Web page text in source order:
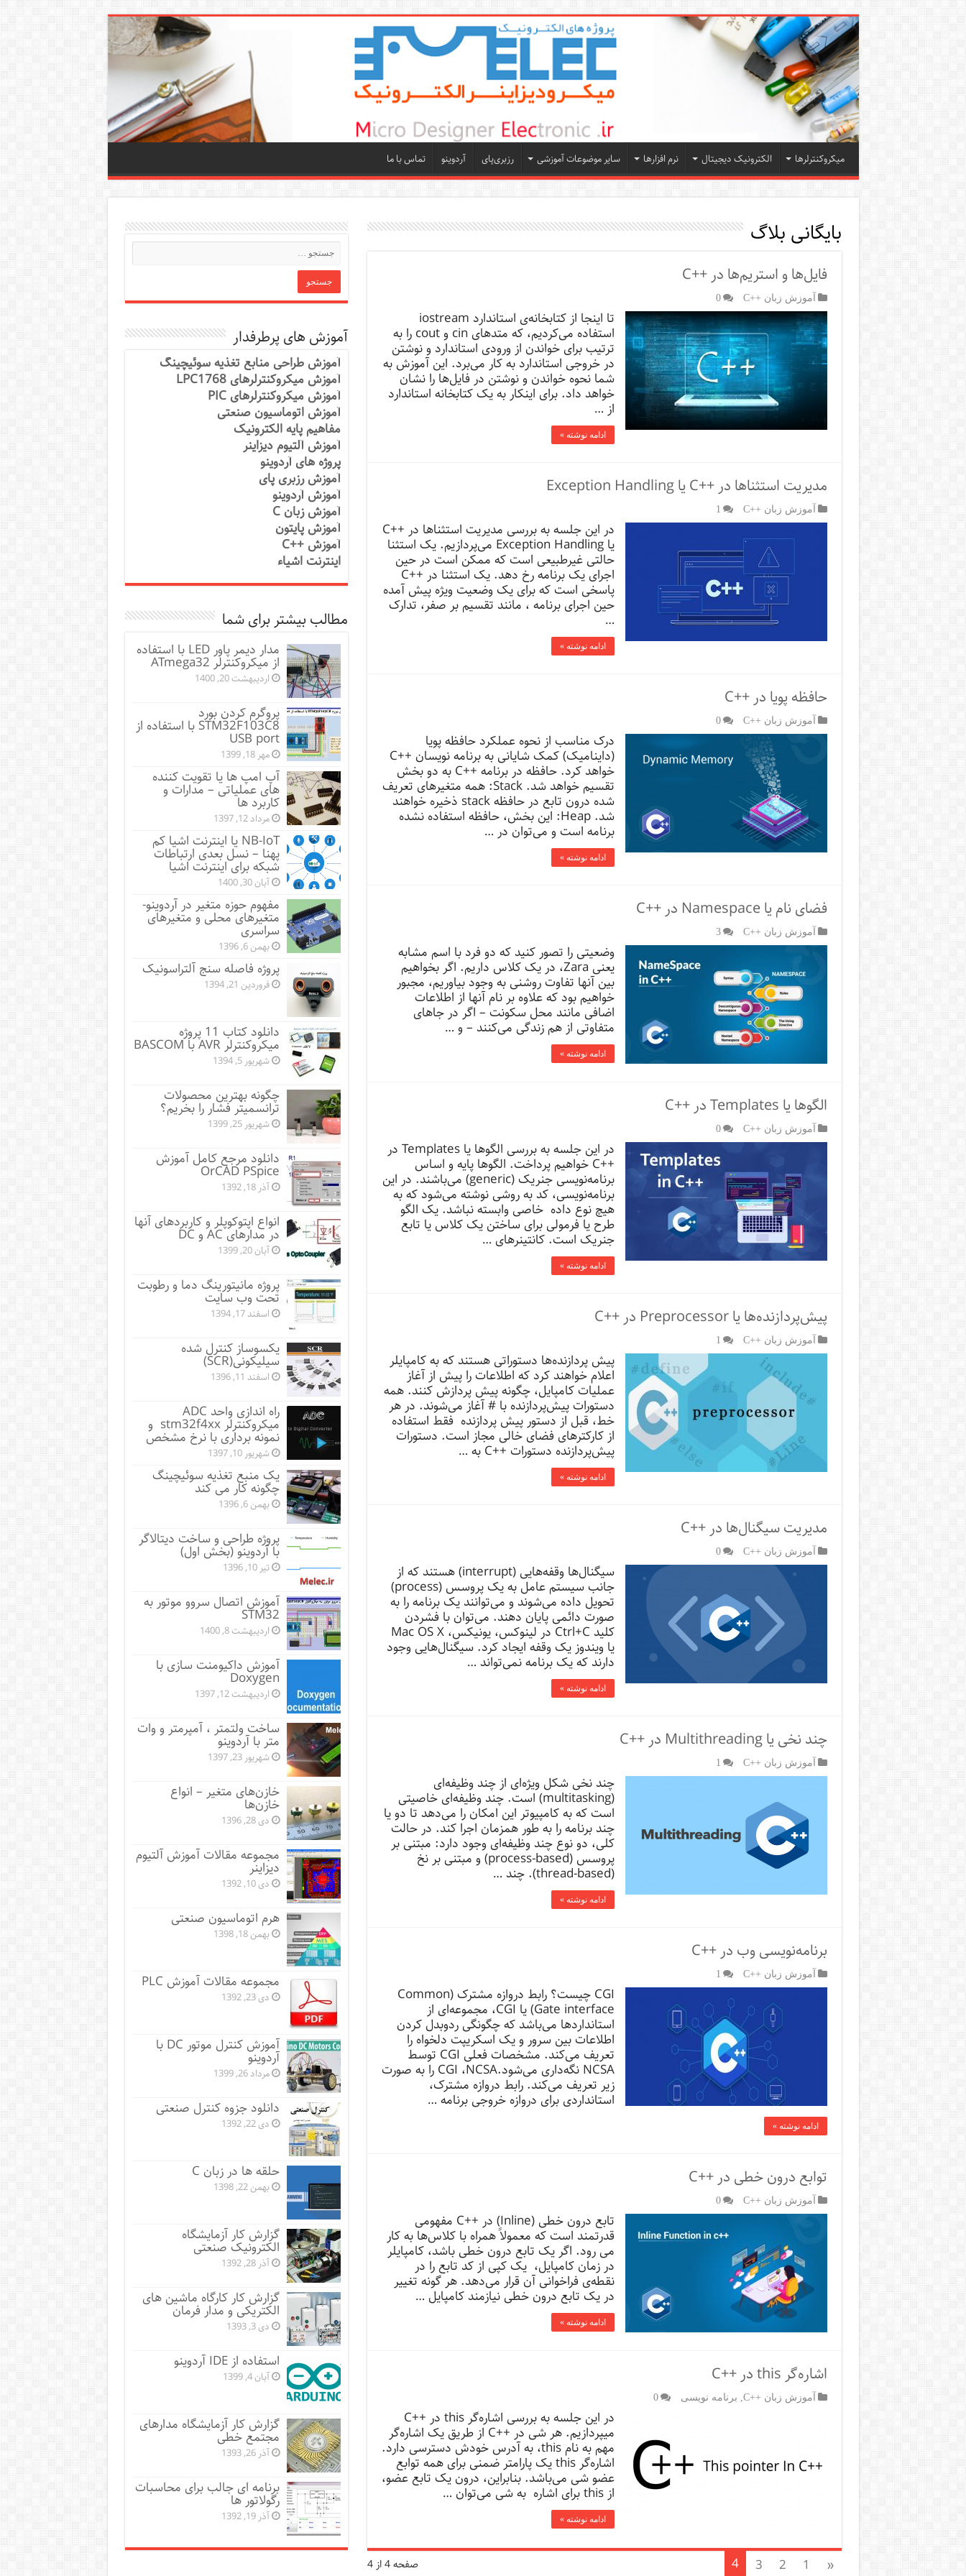
میکروکنترلرها الکترونیک دیجیتال نرم افزارها سایر موضوعات آموزشی رزبری‌پای آردوینو تماس با ما
بایگانی بلاگ
فایل‌ها و استریم‌ها در ++C
آموزش زبان ++C 0
تا اینجا از کتابخانه‌ی استاندارد iostream
استفاده می‌کردیم، که متدهای cin و cout را به
ترتیب برای خواندن از ورودی استاندارد و نوشتن
در خروجی استاندارد به کار می‌برد. این آموزش به
شما نحوه خواندن و نوشتن در فایل‌ها را نشان
خواهد داد. برای اینکار به یک کتابخانه استاندارد
از …
ادامه نوشته »
مدیریت استثناها در ++C یا Exception Handling
آموزش زبان ++C 1
در این جلسه به بررسی مدیریت استثناها در ++C
یا Exception Handling می‌پردازیم. یک استثنا
حالتی غیرطبیعی است که ممکن است در حین
اجرای یک برنامه رخ دهد. یک استثنا در ++C
پاسخی است که برای یک وضعیت ویژه پیش آمده
حین اجرای برنامه ، مانند تقسیم بر صفر، تدارک
…
ادامه نوشته »
حافظه پویا در ++C
آموزش زبان ++C 0
درک مناسب از نحوه عملکرد حافظه پویا
(داینامیک) کمک شایانی به برنامه نویسان ++C
خواهد کرد. حافظه در برنامه ++C به دو بخش
تقسیم خواهد شد. Stack: همه متغیرهای تعریف
شده درون تابع در حافظه stack ذخیره خواهند
شد. Heap: این بخش، حافظه استفاده نشده
برنامه است و می‌توان در …
ادامه نوشته »
فضای نام یا Namespace در ++C
آموزش زبان ++C 3
وضعیتی را تصور کنید که دو فرد با اسم مشابه
یعنی Zara، در یک کلاس داریم. اگر بخواهیم
بین آنها تفاوت روشنی به وجود بیاوریم، مجبور
خواهیم بود که علاوه بر نام آنها از اطلاعات
اضافی مانند محل سکونت – اگر در جاهای
متفاوتی از هم زندگی می‌کنند – و …
ادامه نوشته »
الگوها یا Templates در ++C
آموزش زبان ++C 0
در این جلسه به بررسی الگوها یا Templates در
++C خواهیم پرداخت. الگوها پایه و اساس
برنامه‌نویسی جنریک (generic) می‌باشند. در این
برنامه‌نویسی، کد به روشی نوشته می‌شود که به
هیچ نوع داده خاصی وابسته نباشد. یک الگو
طرح یا فرمولی برای ساختن یک کلاس یا تابع
جنریک است. کانتینرهای …
ادامه نوشته »
پیش‌پردازنده‌ها یا Preprocessor در ++C
آموزش زبان ++C 1
پیش پردازنده‌ها دستوراتی هستند که به کامپایلر
اعلام خواهند کرد که اطلاعات را پیش از آغاز
عملیات کامپایل، چگونه پیش پردازش کنند. همه
دستورات پیش‌پردازنده با # آغاز می‌شوند. در هر
خط، قبل از دستور پیش پردازنده فقط استفاده
از کارکترهای فضای خالی مجاز است. دستورات
پیش‌پردازنده دستورات ++C به …
ادامه نوشته »
مدیریت سیگنال‌ها در ++C
آموزش زبان ++C 0
سیگنال‌ها وقفه‌هایی (interrupt) هستند که از
جانب سیستم عامل به یک پروسس (process)
تحویل داده می‌شوند و می‌توانند یک برنامه را به
صورت دائمی‌ پایان دهند. می‌توان با فشردن
کلید Ctrl+C در لینوکس، یونیکس، Mac OS X
یا ویندوز یک وقفه ایجاد کرد. سیگنال‌هایی وجود
دارند که یک برنامه نمی‌تواند …
ادامه نوشته »
چند نخی یا Multithreading در ++C
آموزش زبان ++C 1
چند نخی شکل ویژه‌ای از چند وظیفه‌ای
(multitasking) است. چند وظیفه‌ای خاصیتی
است که به کامپیوتر این امکان را می‌دهد تا دو یا
چند برنامه را به طور همزمان اجرا کند. در حالت
کلی، دو نوع چند وظیفه‌ای وجود دارد: مبتنی بر
پروسس‌ (process-based) و مبتنی بر نخ
(thread-based). چند …
ادامه نوشته »
برنامه‌نویسی وب در ++C
آموزش زبان ++C 1
CGI چیست؟ رابط دروازه مشترک (Common
Gate interface) یا CGI، مجموعه‌ای از
استانداردها می‌باشد که چگونگی ردوبدل کردن
اطلاعات بین سرور و یک اسکریپت دلخواه را
تعریف می‌کند. مشخصات فعلی CGI توسط
NCSA نگه‌داری می‌شود.CGI ،NCSA را به صورت
زیر تعریف می‌کند. رابط دروازه مشترک،
استانداردی برای دروازه خروجی برنامه …
ادامه نوشته »
توابع درون خطی در ++C
آموزش زبان ++C 0
تابع درون خطی (Inline) در ++C مفهومی
قدرتمند است که معمولاً همراه با کلاس‌ها به کار
می رود. اگر یک تابع درون خطی باشد، کامپایلر
در زمان کامپایل، یک کپی از کد تابع را در
نقطه‌ی فراخوانی آن قرار می‌دهد. هر گونه تغییر
در یک تابع درون خطی نیازمند کامپایل …
ادامه نوشته »
اشاره‌گر this در ++C
آموزش زبان ++C برنامه نویسی 0
در این جلسه به بررسی اشاره‌گر this در ++C
میپردازیم. هر شی در ++C از طریق یک اشاره‌گر
مهم به نام this، به آدرس خودش دسترسی دارد.
اشاره‌گر this یک پارامتر ضمنی برای همه توابع
عضو شی می‌باشد. بنابراین، درون یک تابع عضو،
از this برای اشاره به شی می‌توان …
ادامه نوشته »
صفحه 4 از 4 «
1
2
3
4
آموزش های پرطرفدار
آموزش طراحی منابع تغذیه سوئیچینگ
آموزش میکروکنترلرهای LPC1768
آموزش میکروکنترلرهای PIC
آموزش اتوماسیون صنعتی
مفاهیم پایه الکترونیک
آموزش آلتیوم دیزاینر
پروژه های آردوینو
آموزش رزبری پای
آموزش آردوینو
آموزش زبان C
آموزش پایتون
آموزش ++C
اینترنت اشیاء
مطالب بیشتر برای شما
مدار دیمر پاور LED با استفاده
از میکروکنترلر ATmega32
اردیبهشت 20, 1400
پروگرم کردن بورد
STM32F103C8 با استفاده از
USB port
مهر 18, 1399
آپ امپ ها یا تقویت کننده
های عملیاتی – مدارات و
کاربرد ها
مرداد 12, 1397
NB-IoT یا اینترنت اشیا کم
پهنا – نسل بعدی ارتباطات
شبکه برای اینترنت اشیا
آبان 30, 1400
مفهوم حوزه متغیر در آردوینو-
متغیرهای محلی و متغیرهای
سراسری
بهمن 6, 1396
پروژه فاصله سنج آلتراسونیک
فروردین 21, 1394
دانلود کتاب 11 پروژه
میکروکنترلر AVR با BASCOM
شهریور 5, 1394
چگونه بهترین محصولات
ترانسمیتر فشار را بخریم؟
شهریور 25, 1399
دانلود مرجع کامل آموزش
OrCAD PSpice
آذر 18, 1392
انواع اپتوکوپلر و کاربردهای آنها
در مدارهای AC و DC
آبان 20, 1399
پروژه مانيتورينگ دما و رطوبت
تحت وب سایت
اسفند 17, 1394
یکسوساز کنترل شده
سیلیکونی(SCR)
اسفند 11, 1396
راه اندازی واحد ADC
میکروکنترلر stm32f4xx و
نمونه برداری با نرخ مشخص
شهریور 10, 1397
یک منبع تغذیه سوئیچینگ
چگونه کار می کند
بهمن 6, 1396
پروژه طراحی و ساخت دیتالاگر
با آردوینو (بخش اول)
تیر 10, 1396
آموزش اتصال سروو موتور به
STM32
اردیبهشت 8, 1400
آموزش داکیومنت سازی با
Doxygen
اردیبهشت 12, 1397
ساخت ولتمتر ، آمپرمتر و وات
متر با آردوینو
شهریور 23, 1397
خازن‌های متغیر – انواع
خازن‌ها
دی 28, 1396
مجموعه مقالات آموزش آلتیوم
دیزاینر
دی 10, 1392
هرم اتوماسیون صنعتی
بهمن 18, 1398
مجموعه مقالات آموزش PLC
دی 23, 1392
آموزش کنترل موتور DC با
آردوینو
مرداد 26, 1399
دانلود جزوه کنترل صنعتی
دی 22, 1392
حلقه ها در زبان C
بهمن 22, 1398
گزارش کار آزمایشگاه
الکترونیک صنعتی
آذر 28, 1392
گزارش کار کارگاه ماشین های
الکتریکی و مدار فرمان
دی 3, 1393
استفاده از IDE آردوینو
آبان 4, 1399
گزارش کار آزمایشگاه مدارهای
مجتمع خطی
آذر 26, 1393
برنامه ای جالب برای محاسبات
رگولاتور ها
آذر 19, 1392